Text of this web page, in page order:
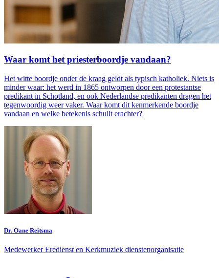
Waar komt het priesterboordje vandaan?
Het witte boordje onder de kraag geldt als typisch katholiek. Niets is
minder waar: het werd in 1865 ontworpen door een protestantse
predikant in Schotland, en ook Nederlandse predikanten dragen het
tegenwoordig weer vaker. Waar komt dit kenmerkende boordje
vandaan en welke betekenis schuilt erachter?
Dr. Oane Reitsma
Medewerker Eredienst en Kerkmuziek dienstenorganisatie